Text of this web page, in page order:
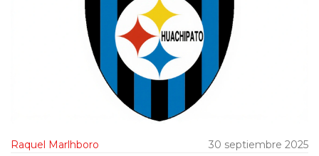
Raquel Marlhboro 30 septiembre 2025